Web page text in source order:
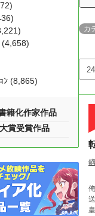
カ
送るんだ！ そんな
(4,658)
ﾝ (8,865)
籍化作家作品
賞受賞作品